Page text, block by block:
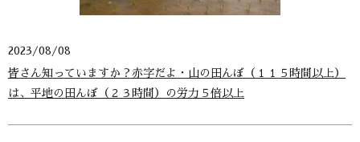
2023/08/08
皆さん知っていますか？赤字だよ・山の田んぼ（１１５時間以上）
は、平地の田んぼ（２３時間）の労力５倍以上